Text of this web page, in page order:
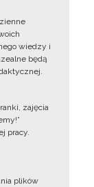
wiedzy i
będą
zajęcia
pracy.
plików